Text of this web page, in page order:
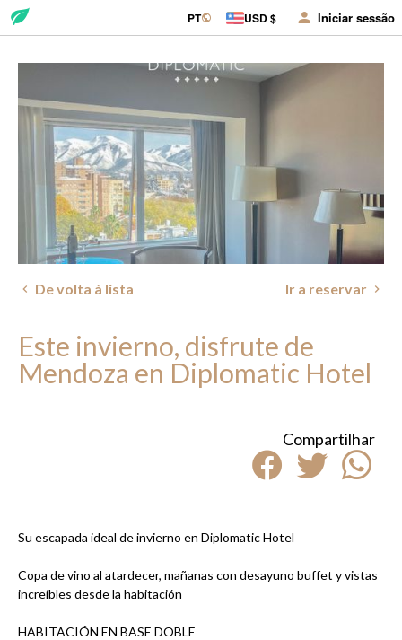
PT USD $ Iniciar sessão
De volta à lista Ir a reservar
Este invierno, disfrute de
Mendoza en Diplomatic Hotel
Compartilhar
Su escapada ideal de invierno en Diplomatic Hotel
Copa de vino al atardecer, mañanas con desayuno buffet y vistas
increíbles desde la habitación
HABITACIÓN EN BASE DOBLE